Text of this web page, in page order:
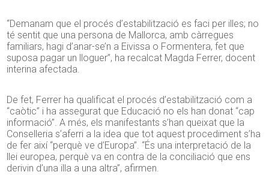
“Demanam que el procés d’estabilització es faci per illes; no
té sentit que una persona de Mallorca, amb càrregues
familiars, hagi d’anar-se’n a Eivissa o Formentera, fet que
suposa pagar un lloguer”, ha recalcat Magda Ferrer, docent
interina afectada.
De fet, Ferrer ha qualificat el procés d’estabilització com a
“caòtic” i ha assegurat que Educació no els han donat “cap
informació”. A més, els manifestants s’han queixat que la
Conselleria s’aferri a la idea que tot aquest procediment s’ha
de fer així “perquè ve d’Europa”. “És una interpretació de la
llei europea, perquè va en contra de la conciliació que ens
derivin d’una illa a una altra”, afirmen.